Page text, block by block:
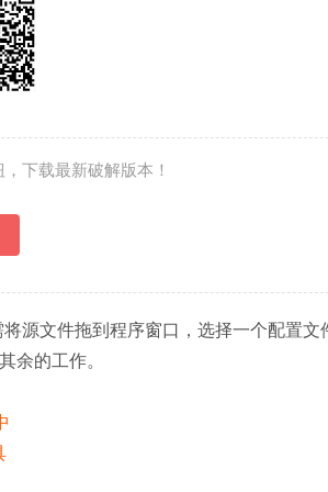
下载最新破解版本！
源文件拖到程序窗口，选择一个配置文
余的工作。